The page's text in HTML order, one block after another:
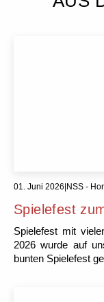
01. Juni 2026 NSS -
Spielefest
Spielefest mit
2026 wurde auf
bunten Spielefest